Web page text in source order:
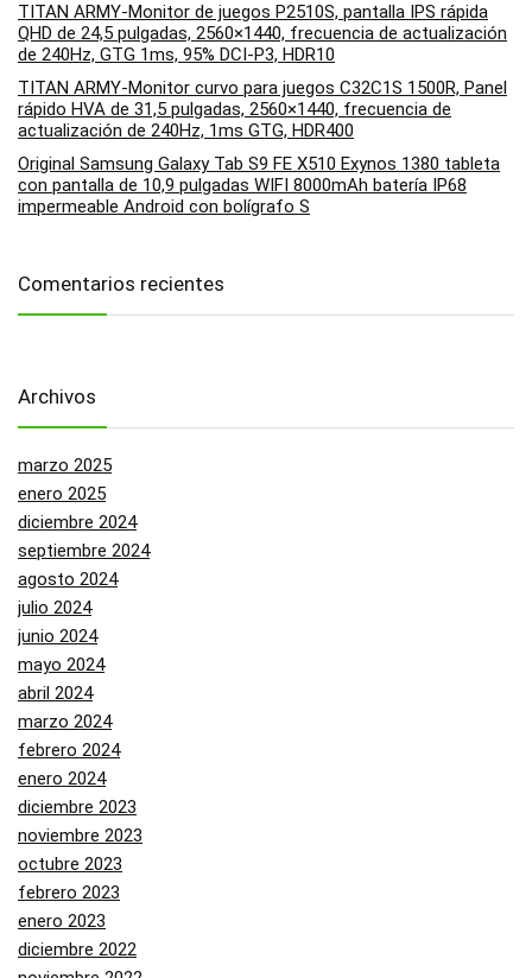
TITAN ARMY-Monitor de juegos P2510S, pantalla IPS rápida
QHD de 24,5 pulgadas, 2560×1440, frecuencia de actualización
de 240Hz, GTG 1ms, 95% DCI-P3, HDR10
TITAN ARMY-Monitor curvo para juegos C32C1S 1500R, Panel
rápido HVA de 31,5 pulgadas, 2560×1440, frecuencia de
actualización de 240Hz, 1ms GTG, HDR400
Original Samsung Galaxy Tab S9 FE X510 Exynos 1380 tableta
con pantalla de 10,9 pulgadas WIFI 8000mAh batería IP68
impermeable Android con bolígrafo S
Comentarios recientes
Archivos
marzo 2025
enero 2025
diciembre 2024
septiembre 2024
agosto 2024
julio 2024
junio 2024
mayo 2024
abril 2024
marzo 2024
febrero 2024
enero 2024
diciembre 2023
noviembre 2023
octubre 2023
febrero 2023
enero 2023
diciembre 2022